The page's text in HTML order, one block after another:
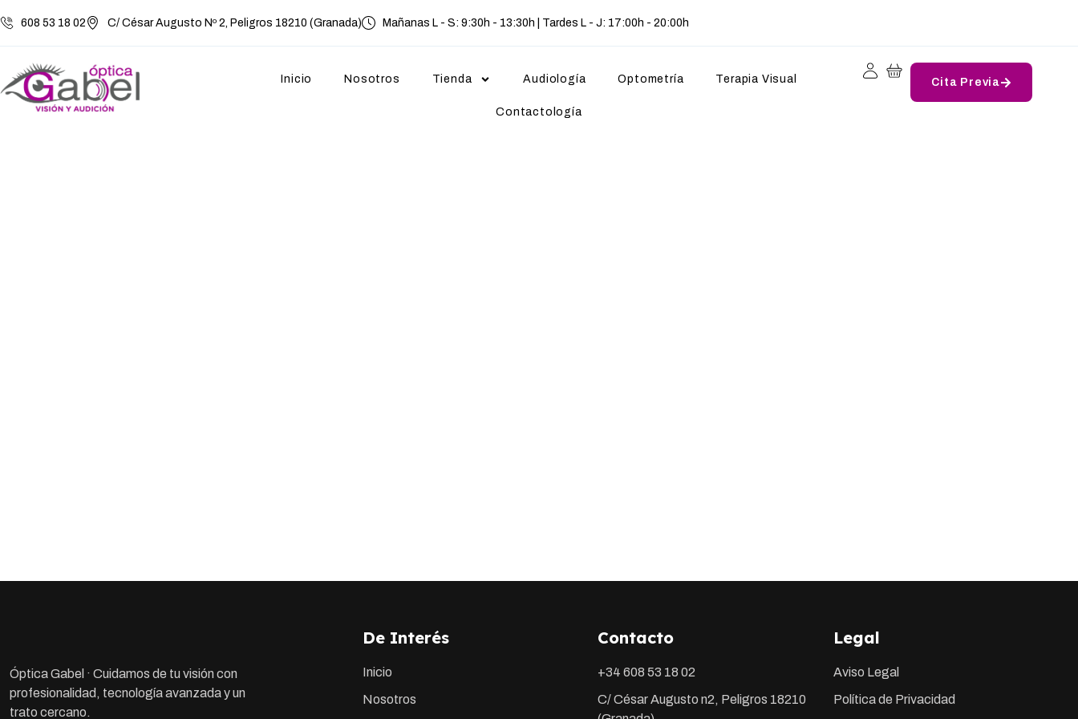
608 53 18 02 C/ César Augusto Nº 2, Peligros 18210 (Granada) Mañanas L - S: 9:30h - 13:30h | Tardes L - J: 17:00h - 20:00h
Inicio Nosotros Tienda Audiología Optometría Terapia Visual
Contactología
Cita Previa
Óptica Gabel · Cuidamos de tu visión con
profesionalidad, tecnología avanzada y un
trato cercano.
De Interés
Inicio
Nosotros
Contacto
+34 608 53 18 02
C/ César Augusto n2, Peligros 18210
Legal
Aviso Legal
Política de Privacidad